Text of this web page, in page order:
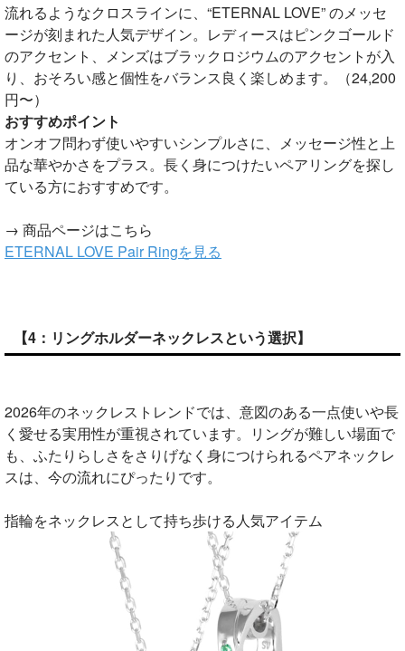
流れるようなクロスラインに、“ETERNAL LOVE” のメッセ
ージが刻まれた人気デザイン。レディースはピンクゴールド
のアクセント、メンズはブラックロジウムのアクセントが入
り、おそろい感と個性をバランス良く楽しめます。（24,200
円〜）
おすすめポイント
オンオフ問わず使いやすいシンプルさに、メッセージ性と上
品な華やかさをプラス。長く身につけたいペアリングを探し
ている方におすすめです。
→ 商品ページはこちら
ETERNAL LOVE Pair Ringを見る
【4：リングホルダーネックレスという選択】
2026年のネックレストレンドでは、意図のある一点使いや長
く愛せる実用性が重視されています。リングが難しい場面で
も、ふたりらしさをさりげなく身につけられるペアネックレ
スは、今の流れにぴったりです。
指輪をネックレスとして持ち歩ける人気アイテム